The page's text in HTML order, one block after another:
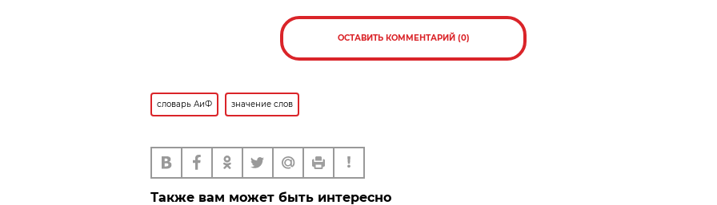
ОСТАВИТЬ КОММЕНТАРИЙ (0)
словарь АиФ значение слов
Также вам может быть интересно